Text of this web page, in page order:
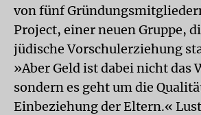
von fünf
Project, einer neuen Gruppe,
jüdische Vorschulerziehung
»Aber Geld ist dabei nicht das
sondern es geht um die
Einbeziehung der Eltern.«